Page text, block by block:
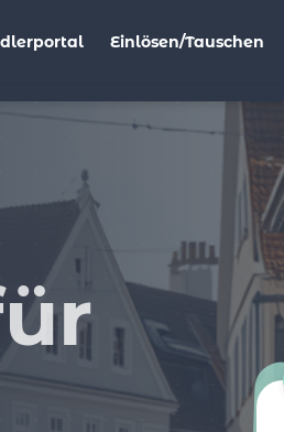
Einlösen/Tauschen